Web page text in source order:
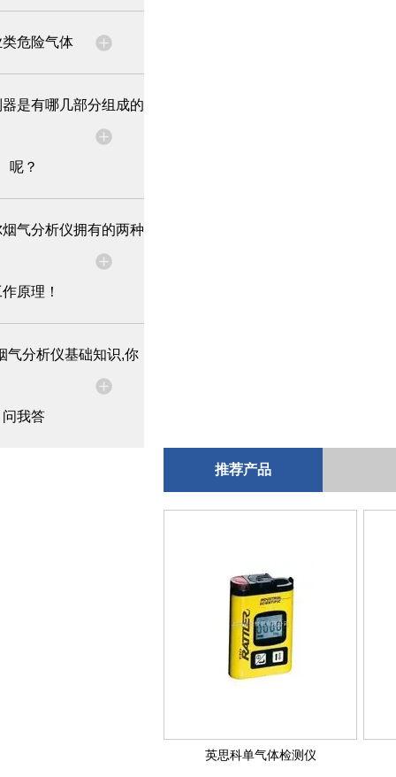
危险气体
是有哪几部分组成的
呢？
气分析仪拥有的两种
原理！
气分析仪基础知识,你
问我答
推荐产品
英思科单气体检测仪